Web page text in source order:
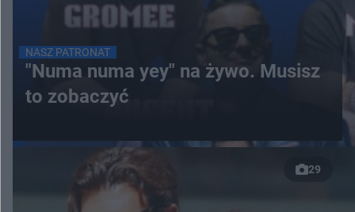
NASZ PATRONAT
"Numa numa yey" na żywo. Musisz
to zobaczyć
29